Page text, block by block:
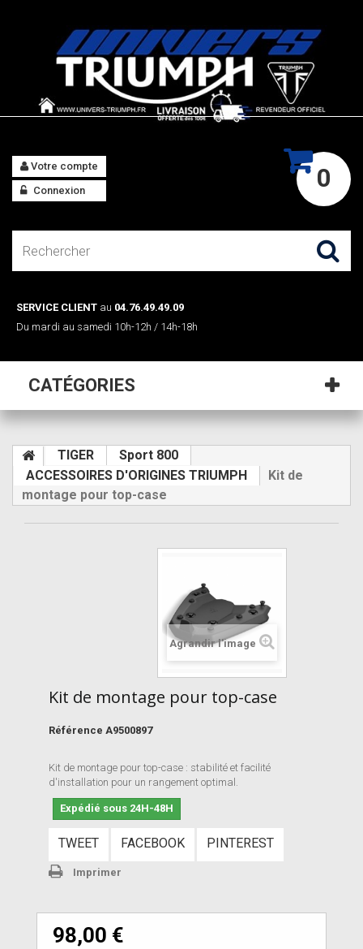
0
Votre compte
Connexion
SERVICE CLIENT au 04.76.49.49.09
Du mardi au samedi 10h-12h / 14h-18h
CATÉGORIES
TIGER
Sport 800
ACCESSOIRES D'ORIGINES TRIUMPH
Kit de
montage pour top-case
Agrandir l'image
Kit de montage pour top-case
Référence A9500897
Kit de montage pour top-case : stabilité et facilité
d'installation pour un rangement optimal.
Expédié sous 24H-48H
TWEET FACEBOOK PINTEREST
Imprimer
98,00 €